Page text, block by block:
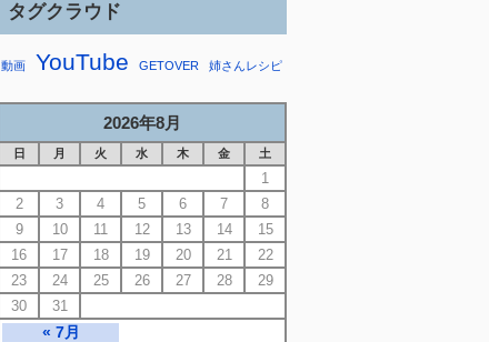
タグクラウド
動画 YouTube GETOVER 姉さんレシピ
2026年8月
日 月 火 水 木 金 土
« 7月
1
2
3 4 5 6 7
8
9
10 11 12 13 14
15
16
17 18 19 20 21
22
23
24 25 26 27 28
29
30
31